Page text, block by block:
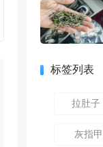
标签列表
拉肚子
灰指甲